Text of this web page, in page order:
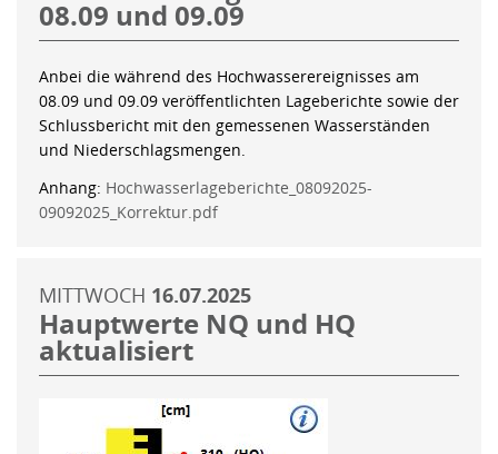
08.09 und 09.09
Anbei die während des Hochwasserereignisses am
08.09 und 09.09 veröffentlichten Lageberichte sowie der
Schlussbericht mit den gemessenen Wasserständen
und Niederschlagsmengen.
Anhang: Hochwasserlageberichte_08092025-
09092025_Korrektur.pdf
MITTWOCH 16.07.2025
Hauptwerte NQ und HQ
aktualisiert